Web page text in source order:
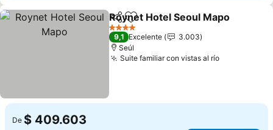
CompartirAgregar a favoritos
Roynet Hotel Seoul Mapo
4 Estrellas
9,1 Excelente
3.003
Seúl
Suite familiar con vistas al río
De $ 409.603